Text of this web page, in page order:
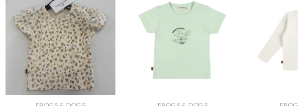
Toevoegen
aan
verlanglijst